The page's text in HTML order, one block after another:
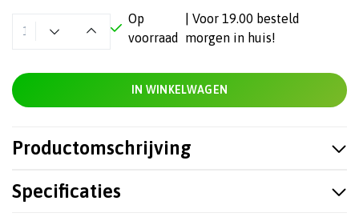
Op
voorraad
| Voor 19.00 besteld
morgen in huis!
IN WINKELWAGEN
Productomschrijving
Specificaties